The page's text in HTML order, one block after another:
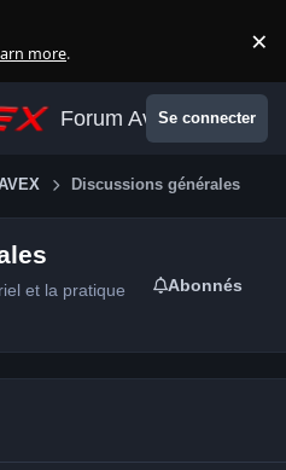
more. ×
Forum AvexSe connecter
Discussions générales
et la pratique
Abonnés